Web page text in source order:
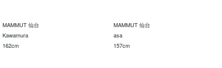
MAMMUT 仙台
Kawamura
162cm
MAMMUT 仙台
asa
157cm